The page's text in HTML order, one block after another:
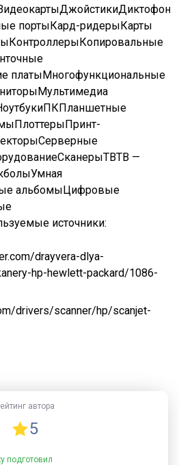
Джойстики
портыКард-ридерыКарты
КонтроллерыКопировальные
платыМногофункциональные
Мультимедиа
ПКПланшетные
ПлоттерыПринт-
Серверные
СканерыТВТВ —
Умная
альбомыЦифровые
источники:
drayvera-dlya-
hp-hewlett-packard/1086-
drivers/scanner/hp/scanjet-
автора
5
подготовил